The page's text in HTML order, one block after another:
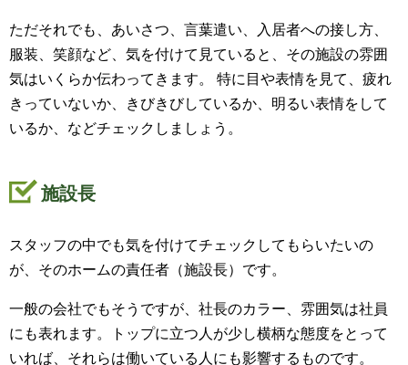
ただそれでも、あいさつ、言葉遣い、入居者への接し方、
服装、笑顔など、気を付けて見ていると、その施設の雰囲
気はいくらか伝わってきます。 特に目や表情を見て、疲れ
きっていないか、きびきびしているか、明るい表情をして
いるか、などチェックしましょう。
施設長
スタッフの中でも気を付けてチェックしてもらいたいの
が、そのホームの責任者（施設長）です。
一般の会社でもそうですが、社長のカラー、雰囲気は社員
にも表れます。トップに立つ人が少し横柄な態度をとって
いれば、それらは働いている人にも影響するものです。